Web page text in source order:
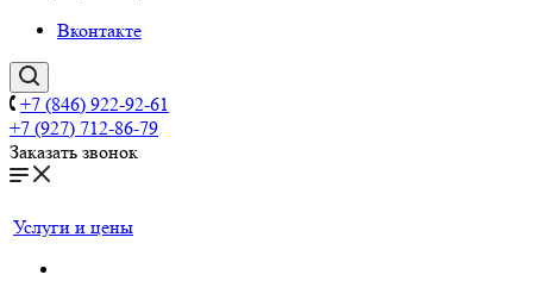
Вконтакте
+7 (846) 922-92-61
+7 (927) 712-86-79
Заказать звонок
Услуги и цены